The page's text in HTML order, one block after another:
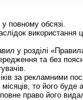
повному обсязі.
використання
у розділі
та без
за рекламними
то його буде
право його